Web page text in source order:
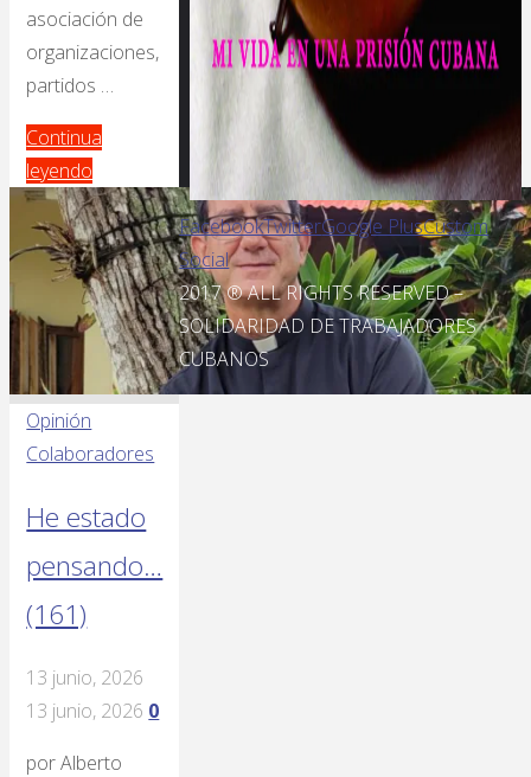
asociación de
organizaciones,
partidos …
Continua
leyendo
Opinión
Colaboradores
He estado
pensando…
(161)
13 junio, 2026
13 junio, 2026 0
por Alberto
FacebookTwitterGoogle PlusCustom
Social
2017 ® ALL RIGHTS RESERVED –
SOLIDARIDAD DE TRABAJADORES
CUBANOS